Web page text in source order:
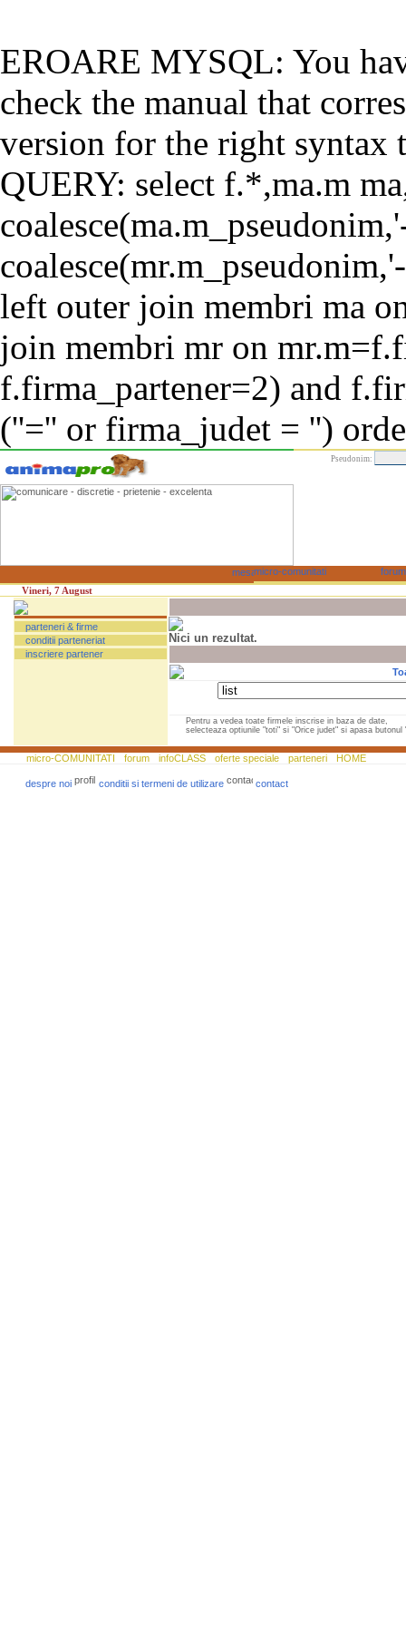
EROARE MYSQL: You
check the manual that
version for the right syntax
QUERY: select f.*,ma.m
left outer join membri ma
join membri mr on
f.firma_partener=2) and
(''='' or firma_judet = '')
Pseudonim:
Vineri, 7 August
parteneri & firme
conditii parteneriat
inscriere partener
Nici un rezultat.
Pentru a vedea toate firmele inscrise in baza de date,
selecteaza optiunile "toti" si "Orice judet" si apasa butonul
micro-COMUNITATI forum infoCLASS oferte speciale parteneri HOME
despre noi conditii si termeni de utilizare contact